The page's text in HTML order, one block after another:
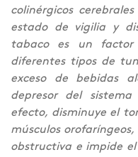
colinérgicos
estado de vigilia y
tabaco es un factor
diferentes tipos de
exceso de bebidas
depresor del
efecto, disminuye el
músculos
obstructiva e impide